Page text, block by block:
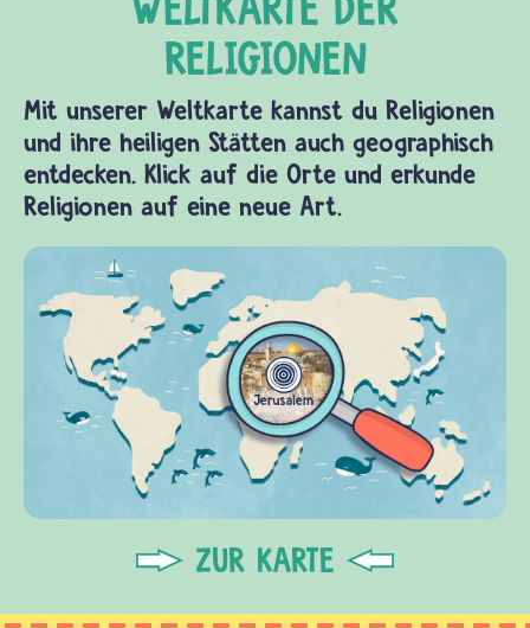
Mit unserer Weltkarte kannst du Religionen
und ihre heiligen Stätten auch geographisch
entdecken. Klick auf die Orte und erkunde
Religionen auf eine neue Art.
ZUR KARTE